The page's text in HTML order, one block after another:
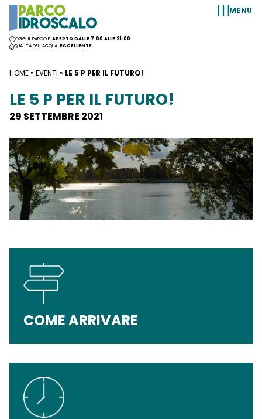
Vai al contenuto
OGGI IL PARCO È:APERTO DALLE 7:00 ALLE 21:00
QUALITÀ DELL'ACQUA:ECCELLENTE
MENU
HOME» EVENTI » LE 5 P PER IL FUTURO!
LE 5 P PER IL FUTURO!
29 SETTEMBRE 2021
COME ARRIVARE